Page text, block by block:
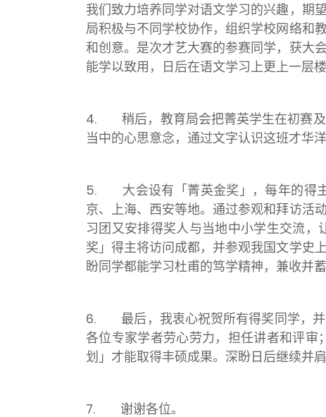
我们致力培养同学对语文学习的兴趣，期
局积极与不同学校协作，组织学校网络和
和创意。是次才艺大赛的参赛同学，获大
能学以致用，日后在语文学习上更上一层楼
4. 稍后，教育局会把菁英学生在初赛及
当中的心思意念，通过文字认识这班才华洋
5. 大会设有「菁英金奖」，每年的得主
京、上海、西安等地。通过参观和拜访活
习团又安排得奖人与当地中小学生交流
奖」得主将访问成都，并参观我国文学史
盼同学都能学习杜甫的笃学精神，兼收并
6. 最后，我衷心祝贺所有得奖同学，并
各位专家学者劳心劳力，担任讲者和评
划」才能取得丰硕成果。深盼日后继续并
7. 谢谢各位。